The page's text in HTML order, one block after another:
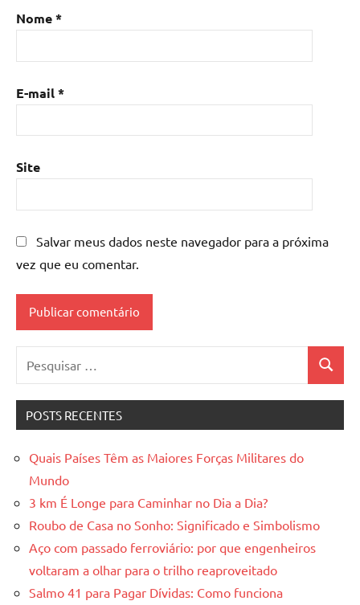
Nome*
E-mail*
Site
Salvar meus dados neste navegador para a próxima
vez que eu comentar.
POSTS RECENTES
Quais Países Têm as Maiores Forças Militares do
Mundo
3 km É Longe para Caminhar no Dia a Dia?
Roubo de Casa no Sonho: Significado e Simbolismo
Aço com passado ferroviário: por que engenheiros
voltaram a olhar para o trilho reaproveitado
Salmo 41 para Pagar Dívidas: Como funciona